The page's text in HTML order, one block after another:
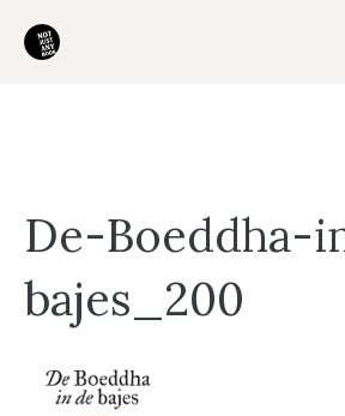
naar
De-Boeddha-
bajes_200